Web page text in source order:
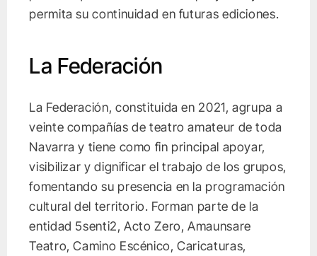
permita su continuidad en futuras ediciones.
La Federación
La Federación, constituida en 2021, agrupa a
veinte compañías de teatro amateur de toda
Navarra y tiene como fin principal apoyar,
visibilizar y dignificar el trabajo de los grupos,
fomentando su presencia en la programación
cultural del territorio. Forman parte de la
entidad 5senti2, Acto Zero, Amaunsare
Teatro, Camino Escénico, Caricaturas,